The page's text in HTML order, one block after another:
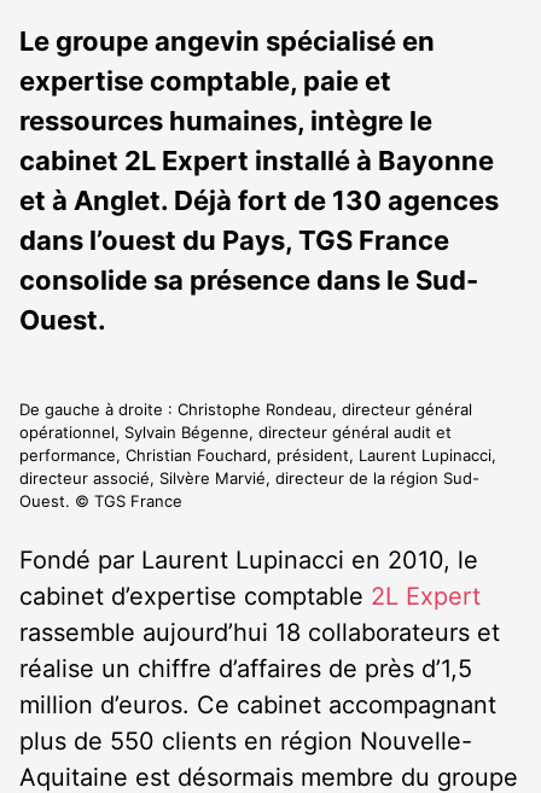
abonnés
Le groupe angevin spécialisé en
expertise comptable, paie et
ressources humaines, intègre le
cabinet 2L Expert installé à Bayonne
et à Anglet. Déjà fort de 130 agences
dans l’ouest du Pays, TGS France
consolide sa présence dans le Sud-
Ouest.
De gauche à droite : Christophe Rondeau, directeur général
opérationnel, Sylvain Bégenne, directeur général audit et
performance, Christian Fouchard, président, Laurent Lupinacci,
directeur associé, Silvère Marvié, directeur de la région Sud-
Ouest. © TGS France
Fondé par Laurent Lupinacci en 2010, le
cabinet d’expertise comptable 2L Expert
rassemble aujourd’hui 18 collaborateurs et
réalise un chiffre d’affaires de près d’1,5
million d’euros. Ce cabinet accompagnant
plus de 550 clients en région Nouvelle-
Aquitaine est désormais membre du groupe